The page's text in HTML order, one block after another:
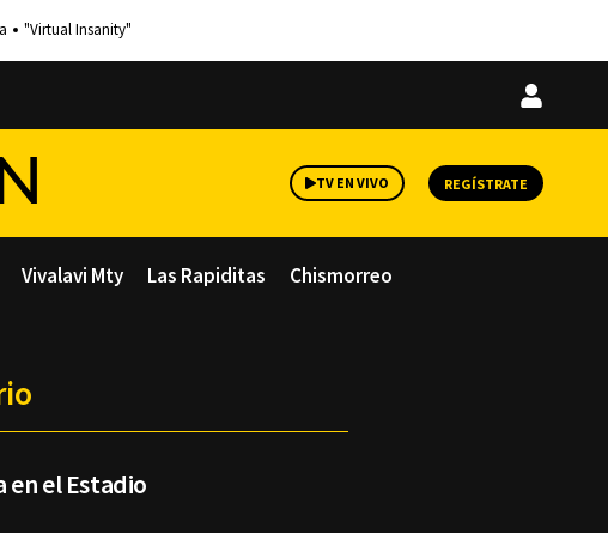
"Virtual Insanity"
Iniciar
TV EN VIVO REGÍSTRATE
Vivalavi Mty Las Rapiditas Chismorreo
en el Estadio